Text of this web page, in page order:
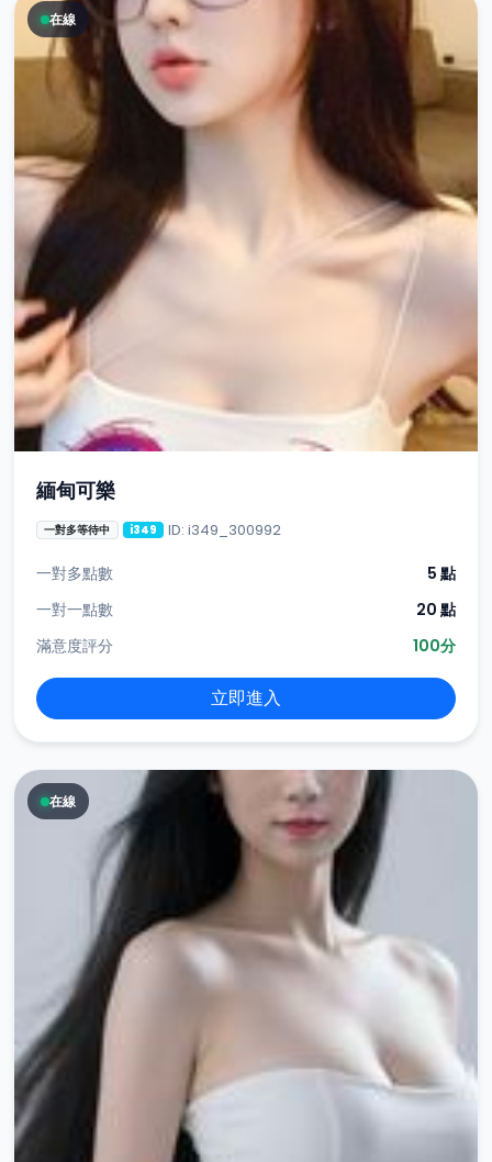
在線
緬甸可樂
一對多等待中 i349 ID: i349_300992
一對多點數
5 點
一對一點數
20 點
滿意度評分
100分
立即進入
在線